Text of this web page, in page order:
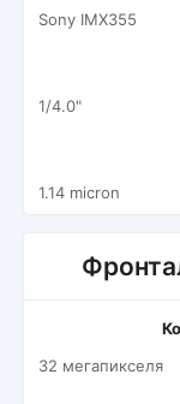
Sony IMX355
1/4.0"
1.14 micron
32 мегапикселя